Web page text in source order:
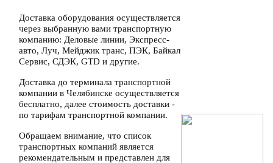
Доставка оборудования осуществляется
через выбранную вами транспортную
компанию: Деловые линии, Экспресс-
авто, Луч, Мейджик транс, ПЭК, Байкал
Сервис, СДЭК, GTD и другие.
Доставка до терминала транспортной
компании в Челябинске осуществляется
бесплатно, далее стоимость доставки -
по тарифам транспортной компании.
Обращаем внимание, что список
транспортных компаний является
рекомендательным и представлен для